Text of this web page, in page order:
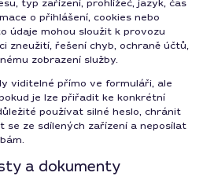
typ zařízení, prohlížeč, jazyk, čas
o přihlášení, cookies nebo
údaje mohou sloužit k provozu
zneužití, řešení chyb, ochraně účtů,
zobrazení služby.
viditelné přímo ve formuláři, ale
je lze přiřadit ke konkrétní
používat silné heslo, chránit
se ze sdílených zařízení a neposílat
a dokumenty